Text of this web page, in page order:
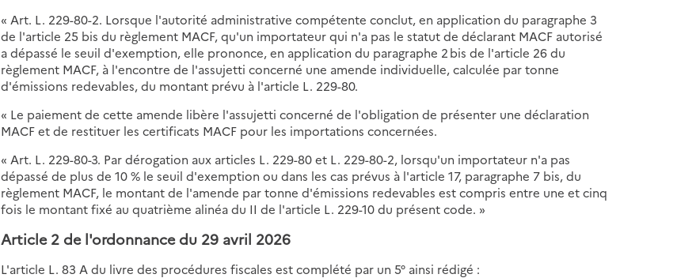
« Art. L. 229-80-2. Lorsque l'autorité administrative compétente conclut, en application du paragraphe 3
de l'article 25 bis du règlement MACF, qu'un importateur qui n'a pas le statut de déclarant MACF autorisé
a dépassé le seuil d'exemption, elle prononce, en application du paragraphe 2 bis de l'article 26 du
règlement MACF, à l'encontre de l'assujetti concerné une amende individuelle, calculée par tonne
d'émissions redevables, du montant prévu à l'article L. 229-80.
« Le paiement de cette amende libère l'assujetti concerné de l'obligation de présenter une déclaration
MACF et de restituer les certificats MACF pour les importations concernées.
« Art. L. 229-80-3. Par dérogation aux articles L. 229-80 et L. 229-80-2, lorsqu'un importateur n'a pas
dépassé de plus de 10 % le seuil d'exemption ou dans les cas prévus à l'article 17, paragraphe 7 bis, du
règlement MACF, le montant de l'amende par tonne d'émissions redevables est compris entre une et cinq
fois le montant fixé au quatrième alinéa du II de l'article L. 229-10 du présent code. »
Article 2 de l'ordonnance du 29 avril 2026
L'article L. 83 A du livre des procédures fiscales est complété par un 5° ainsi rédigé :